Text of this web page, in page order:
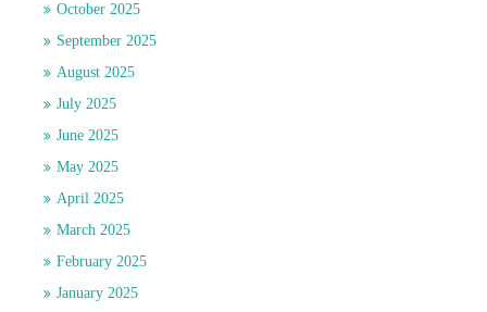
October 2025
September 2025
August 2025
July 2025
June 2025
May 2025
April 2025
March 2025
February 2025
January 2025